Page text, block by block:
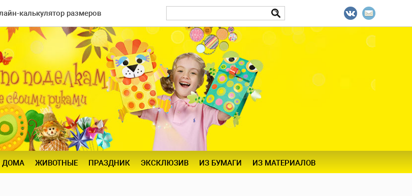
калькулятор размеров
ДОМА ЖИВОТНЫЕ ПРАЗДНИК ЭКСКЛЮЗИВ ИЗ БУМАГИ ИЗ МАТЕРИАЛОВ